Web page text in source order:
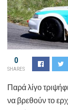
0
SHARES
Παρά λίγο
να βρεθούν το